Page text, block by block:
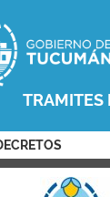
TRAMITES